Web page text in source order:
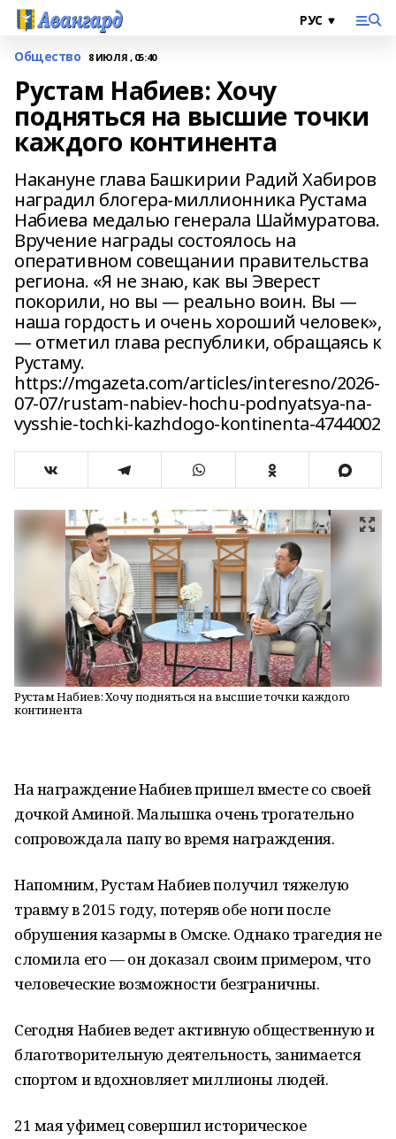
Общество 8 ИЮЛЯ , 05:40
Рустам Набиев: Хочу
подняться на высшие точки
каждого континента
Накануне глава Башкирии Радий Хабиров
наградил блогера-миллионника Рустама
Набиева медалью генерала Шаймуратова.
Вручение награды состоялось на
оперативном совещании правительства
региона. «Я не знаю, как вы Эверест
покорили, но вы — реально воин. Вы —
наша гордость и очень хороший человек»,
— отметил глава республики, обращаясь к
Рустаму.
https://mgazeta.com/articles/interesno/2026-
07-07/rustam-nabiev-hochu-podnyatsya-na-
vysshie-tochki-kazhdogo-kontinenta-4744002
Рустам Набиев: Хочу подняться на высшие точки каждого
континента
На награждение Набиев пришел вместе со своей
дочкой Аминой. Малышка очень трогательно
сопровождала папу во время награждения.
Напомним, Рустам Набиев получил тяжелую
травму в 2015 году, потеряв обе ноги после
обрушения казармы в Омске. Однако трагедия не
сломила его — он доказал своим примером, что
человеческие возможности безграничны.
Сегодня Набиев ведет активную общественную и
благотворительную деятельность, занимается
спортом и вдохновляет миллионы людей.
21 мая уфимец совершил историческое